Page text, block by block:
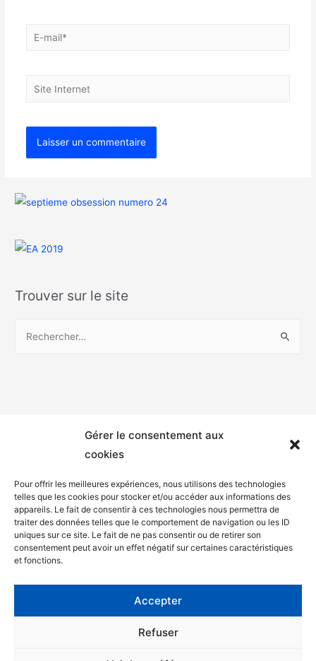
Gérer le consentement aux
cookies
Pour offrir les meilleures expériences, nous utilisons des technologies
telles que les cookies pour stocker et/ou accéder aux informations des
appareils. Le fait de consentir à ces technologies nous permettra de
traiter des données telles que le comportement de navigation ou les ID
uniques sur ce site. Le fait de ne pas consentir ou de retirer son
consentement peut avoir un effet négatif sur certaines caractéristiques
et fonctions.
Accepter
Refuser
Trouver sur le site
Mentions légales
Politique de confidentialité